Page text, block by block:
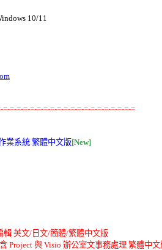
10/11
=-=-=-=-=-=-=-=-=-=-=-=-=-=-=-=-=-=-=
業系統 繁體中文版[New]
輯 英文/日文/簡體/繁體中文版
Project 與 Visio 辦公室文事務處理 繁體中文